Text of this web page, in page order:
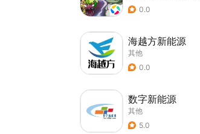
0.0
海越方新能源
其他
0.0
数字新能源
其他
5.0